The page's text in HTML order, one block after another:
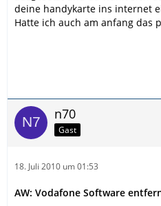
deine handykarte ins internet
Hatte ich auch am anfang das
n70
Gast
18. Juli 2010 um 01:53
AW: Vodafone Software